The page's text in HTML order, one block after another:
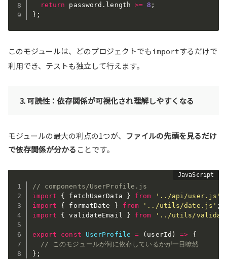
return password . length >= 8 ;
} ;
このモジュールは、どのプロジェクトでもimportするだけで
利用でき、テストも独立して行えます。
3. 可読性：依存関係が可視化され理解しやすくなる
モジュールの最大の利点の1つが、 ファイルの先頭を見るだけ
で依存関係が分かることです。
// components/UserProfile.js
import
{ fetchUserData } from '../api/user.js'
import
{ formatDate } from '../utils/date.js' ;
import
{ validateEmail } from '../utils/
export const UserProfile = ( userId ) =>
{
// このモジュールが何に依存しているかが一目瞭然
} ;